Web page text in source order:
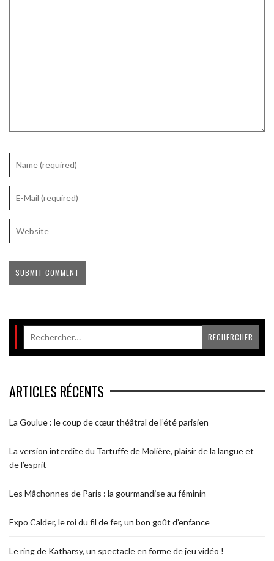
ARTICLES RÉCENTS
La Goulue : le coup de cœur théâtral de l’été parisien
La version interdite du Tartuffe de Molière, plaisir de la langue et
de l’esprit
Les Mâchonnes de Paris : la gourmandise au féminin
Expo Calder, le roi du fil de fer, un bon goût d’enfance
Le ring de Katharsy, un spectacle en forme de jeu vidéo !